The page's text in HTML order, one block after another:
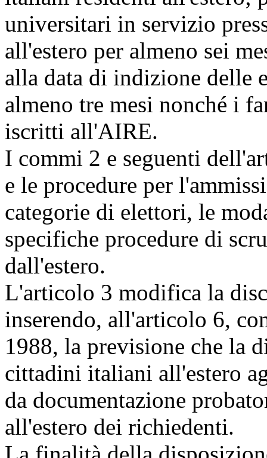
universitari in servizio
all'estero per almeno sei
alla data di indizione delle
almeno tre mesi nonché i
iscritti all'AIRE.
I commi 2 e seguenti
e le procedure per
categorie di elettori, le
specifiche procedure di
dall'estero.
L'articolo 3 modifica la
inserendo, all'articolo 6,
1988, la previsione che la
cittadini italiani all'estero
da documentazione
all'estero dei richiedenti.